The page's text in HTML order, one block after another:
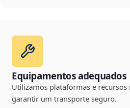
Equipamentos adequados
Utilizamos plataformas e recursos
garantir um transporte seguro.